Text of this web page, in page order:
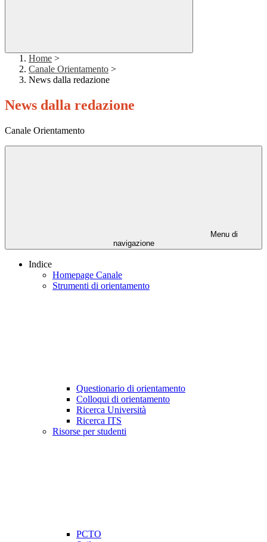
Home >
Canale Orientamento >
News dalla redazione
News dalla redazione
Canale Orientamento
Menu di
navigazione
Indice
Homepage Canale
Strumenti di orientamento
Questionario di orientamento
Colloqui di orientamento
Ricerca Università
Ricerca ITS
Risorse per studenti
PCTO